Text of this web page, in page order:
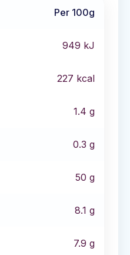
Per 100g
949 kJ
227 kcal
1.4 g
0.3 g
50 g
8.1 g
7.9 g